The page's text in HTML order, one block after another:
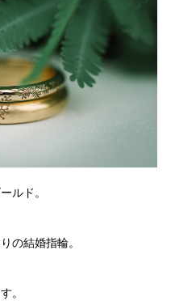
ルド。
の結婚指輪。
。